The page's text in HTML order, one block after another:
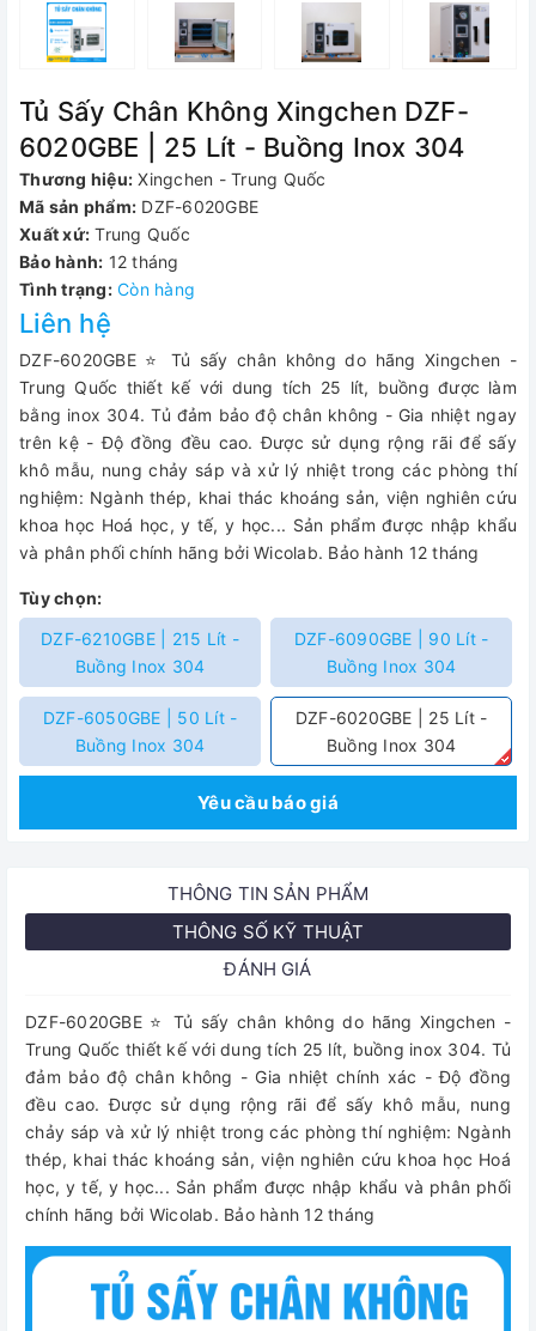
Tủ Sấy Chân Không Xingchen DZF-
6020GBE | 25 Lít - Buồng Inox 304
Thương hiệu: Xingchen - Trung Quốc
Mã sản phẩm: DZF-6020GBE
Xuất xứ: Trung Quốc
Bảo hành: 12 tháng
Tình trạng: Còn hàng
Liên hệ
DZF-6020GBE ⭐ Tủ sấy chân không do hãng Xingchen -
Trung Quốc thiết kế với dung tích 25 lít, buồng được làm
bằng inox 304. Tủ đảm bảo độ chân không - Gia nhiệt ngay
trên kệ - Độ đồng đều cao. Được sử dụng rộng rãi để sấy
khô mẫu, nung chảy sáp và xử lý nhiệt trong các phòng thí
nghiệm: Ngành thép, khai thác khoáng sản, viện nghiên cứu
khoa học Hoá học, y tế, y học... Sản phẩm được nhập khẩu
và phân phối chính hãng bởi Wicolab. Bảo hành 12 tháng
Tùy chọn:
DZF-6210GBE | 215 Lít -
Buồng Inox 304
DZF-6090GBE | 90 Lít -
Buồng Inox 304
DZF-6050GBE | 50 Lít -
Buồng Inox 304
DZF-6020GBE | 25 Lít -
Buồng Inox 304
Yêu cầu báo giá
THÔNG TIN SẢN PHẨM
THÔNG SỐ KỸ THUẬT
ĐÁNH GIÁ
DZF-6020GBE ⭐ Tủ sấy chân không do hãng Xingchen -
Trung Quốc thiết kế với dung tích 25 lít, buồng inox 304. Tủ
đảm bảo độ chân không - Gia nhiệt chính xác - Độ đồng
đều cao. Được sử dụng rộng rãi để sấy khô mẫu, nung
chảy sáp và xử lý nhiệt trong các phòng thí nghiệm: Ngành
thép, khai thác khoáng sản, viện nghiên cứu khoa học Hoá
học, y tế, y học... Sản phẩm được nhập khẩu và phân phối
chính hãng bởi Wicolab. Bảo hành 12 tháng